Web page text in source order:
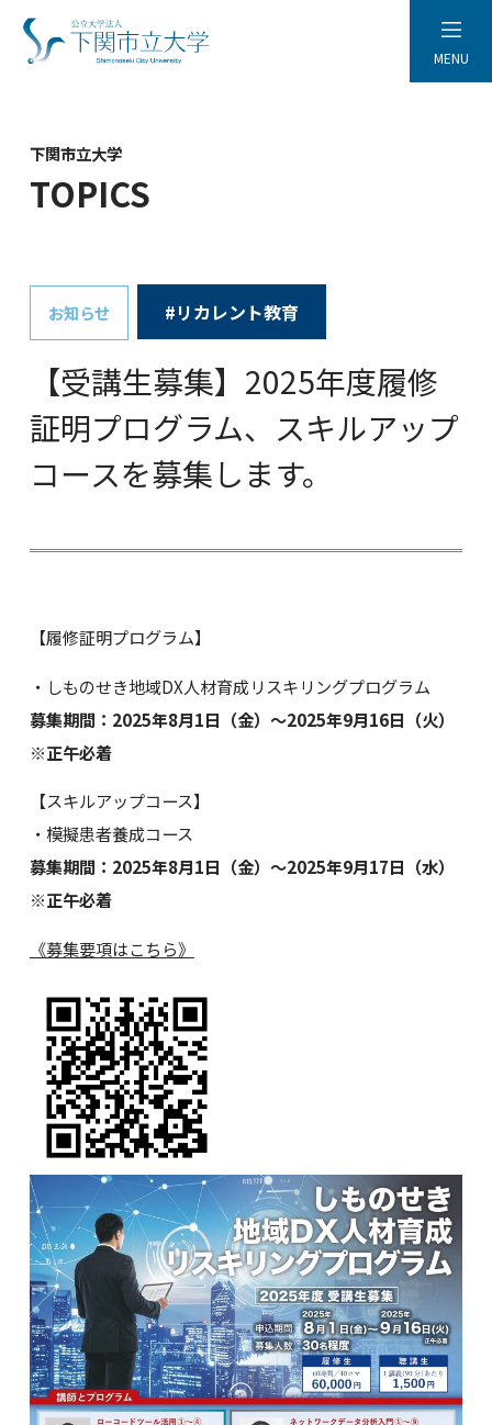
MENU
下関市立大学
TOPICS
お知らせ #リカレント教育
【受講生募集】2025年度履修
証明プログラム、スキルアップ
コースを募集します。
【履修証明プログラム】
・しものせき地域DX人材育成リスキリングプログラム
募集期間：2025年8月1日（金）～2025年9月16日（火）
※正午必着
【スキルアップコース】
・模擬患者養成コース
募集期間：2025年8月1日（金）～2025年9月17日（水）
※正午必着
《募集要項はこちら》